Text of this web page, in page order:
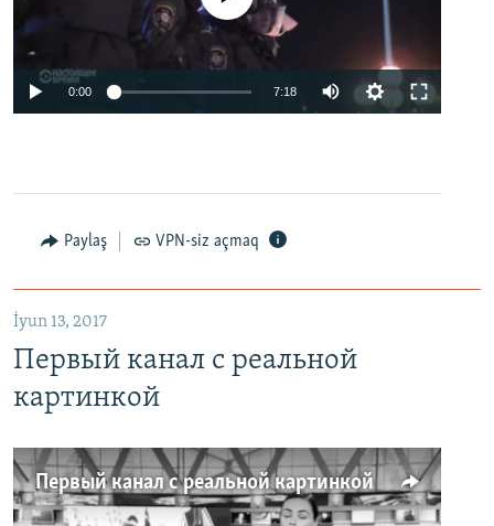
0:00 7:18
Paylaş VPN-siz açmaq
İyun 13, 2017
Первый канал с реальной
картинкой
Первый канал с реальной картинкой